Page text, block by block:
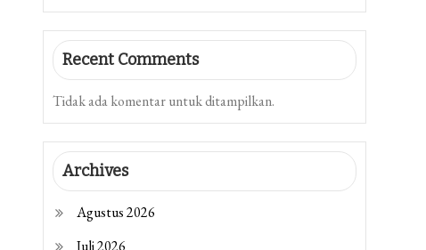
Recent Comments
Tidak ada komentar untuk ditampilkan.
Archives
Agustus 2026
Juli 2026